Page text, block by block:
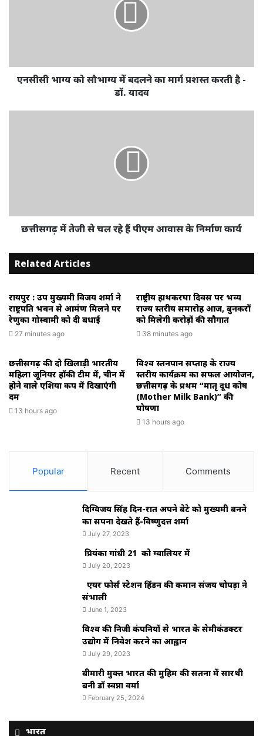
एनसीसी भाग्य को सौभाग्य में बदलने का मार्ग प्रशस्त करती है -
डॉ. यादव
छत्तीसगढ़ में तेजी से चल रहे हैं पीएम आवास के निर्माण कार्य
Related Articles
रायपुर : उप मुख्यमंत्री विजय शर्मा ने
राष्ट्रपति भवन से आमंत्रण मिलने पर
रेणुका गोस्वामी को दी बधाई
27 minutes ago
राष्ट्रीय हाथकरघा दिवस पर भव्य
राज्य स्तरीय समारोह आज, बुनकरों
को मिलेगी करोड़ों की सौगात
38 minutes ago
छत्तीसगढ़ की दो खिलाड़ी भारतीय
महिला जूनियर हॉकी टीम में, चीन में
होने वाले एशिया कप में दिखाएंगी
दम
13 hours ago
विश्व स्तनपान सप्ताह के राज्य
स्तरीय कार्यक्रम का सफल आयोजन,
छत्तीसगढ़ के प्रथम “मातृ दूध कोष
(Mother Milk Bank)” की
घोषणा
13 hours ago
Popular Recent Comments
दिग्विजय सिंह दिन-रात अपने बेटे को मुख्यमंत्री बनने
का सपना देखते हैं-विष्णुदत्त शर्मा
July 27, 2023
प्रियंका गांधी 21 को ग्वालियर में
July 20, 2023
एयर फोर्स स्टेशन हिंडन की कमान संजय चोपड़ा ने
संभाली
June 1, 2023
विश्‍व की निजी कंपनियों से भारत के सेमीकंडक्टर
उद्योग में निवेश करने का आह्वान
July 29, 2023
बीमारी मुक्त भारत की मुहिम की सतना में सारथी
बनी डाॅ स्वप्ना वर्मा
February 25, 2024
भारत